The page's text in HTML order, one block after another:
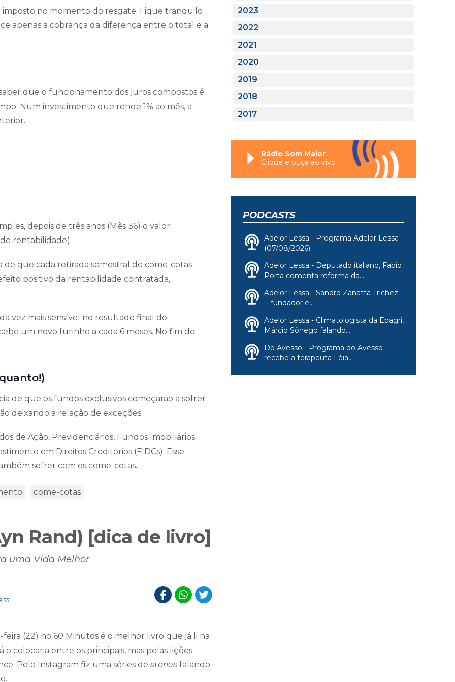
no momento do resgate. Fique tranquilo
apenas a cobrança da diferença entre o total e a
que o funcionamento dos juros compostos é
Num investimento que rende 1% ao mês, a
depois de três anos (Mês 36) o valor
rentabilidade).
que cada retirada semestral do come-cotas
positivo da rentabilidade contratada,
vez mais sensível no resultado final do
um novo furinho a cada 6 meses. No fim do
de que os fundos exclusivos começarão a sofrer
deixando a relação de exceções.
de Ação, Previdenciários, Fundos Imobiliários
em Direitos Creditórios (FIDCs). Esse
sofrer com os come-cotas.
come-cotas
Rand) [dica de livro]
uma Vida Melhor
(22) no 60 Minutos é o melhor livro que já li na
colocaria entre os principais, mas pelas lições
Pelo Instagram fiz uma séries de stories falando
2023
2022
2021
2020
2019
2018
2017
Rádio Som Maior
Clique e ouça ao vivo
PODCASTS
Adelor Lessa - Programa Adelor Lessa
(07/08/2026)
Adelor Lessa - Deputado italiano, Fabio
Porta comenta reforma da...
Adelor Lessa - Sandro Zanatta Trichez
- fundador e...
Adelor Lessa - Climatologista da Epagri,
Márcio Sônego falando...
Do Avesso - Programa do Avesso
recebe a terapeuta Léia...